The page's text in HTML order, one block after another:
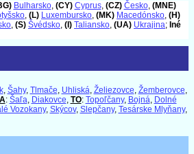
Bulharsko, (CY) Cyprus, (CZ) Česko, (MNE)
, (L) Luxembursko, (MK) Macedónsko, (H)
, (S) Švédsko, (I) Taliansko, (UA) Ukrajina; Iné
, Šahy, Tlmače, Uhliská, Želiezovce, Žemberovce,
: Šaľa, Diakovce, TO: Topoľčany, Bojná, Dolné
Vozokany, Skýcov, Slepčany, Tesárske Mlyňany,